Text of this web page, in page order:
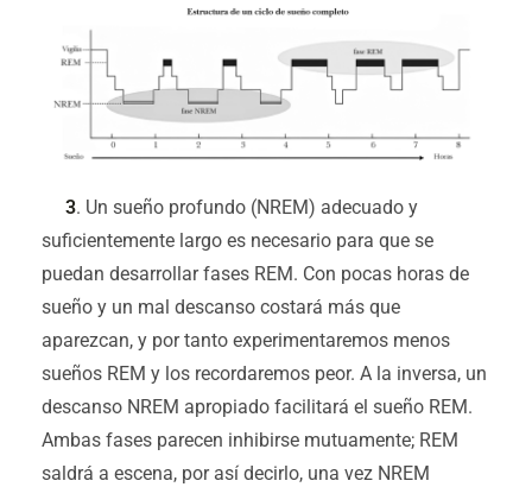
3. Un sueño profundo (NREM) adecuado y
suficientemente largo es necesario para que se
puedan desarrollar fases REM. Con pocas horas de
sueño y un mal descanso costará más que
aparezcan, y por tanto experimentaremos menos
sueños REM y los recordaremos peor. A la inversa, un
descanso NREM apropiado facilitará el sueño REM.
Ambas fases parecen inhibirse mutuamente; REM
saldrá a escena, por así decirlo, una vez NREM